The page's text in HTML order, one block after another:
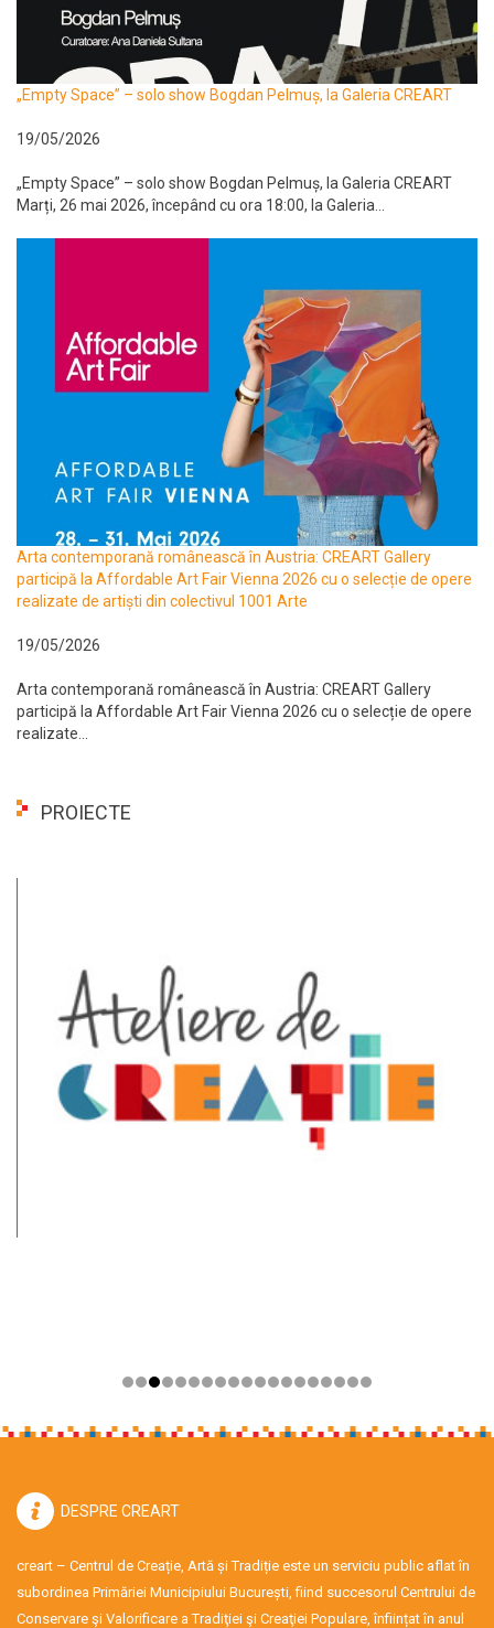
„Empty Space” – solo show Bogdan Pelmuș, la Galeria CREART
19/05/2026
„Empty Space” – solo show Bogdan Pelmuș, la Galeria CREART
Marți, 26 mai 2026, începând cu ora 18:00, la Galeria...
Arta contemporană românească în Austria: CREART Gallery
participă la Affordable Art Fair Vienna 2026 cu o selecție de opere
realizate de artiști din colectivul 1001 Arte
19/05/2026
Arta contemporană românească în Austria: CREART Gallery
participă la Affordable Art Fair Vienna 2026 cu o selecție de opere
realizate...
PROIECTE
DESPRE CREART
creart – Centrul de Creație, Artă și Tradiție este un serviciu public aflat în
subordinea Primăriei Municipiului București, fiind succesorul Centrului de
Conservare şi Valorificare a Tradiţiei şi Creaţiei Populare, înființat în anul